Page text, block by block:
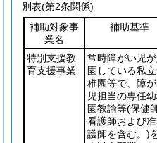
別表(第2条関係)
補助対象事
業名
補助基準
特別支援教
育支援事業
常時障がい児が
園している私
稚園等で、障
児担当の専任
園教諭等(保健
看護師および
護師を含む。)